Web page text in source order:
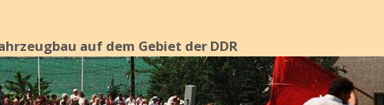
auf dem Gebiet der DDR